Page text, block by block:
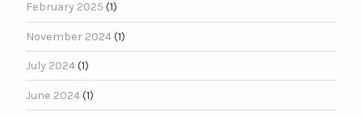
February 2025 (1)
November 2024(1)
July 2024(1)
June 2024(1)